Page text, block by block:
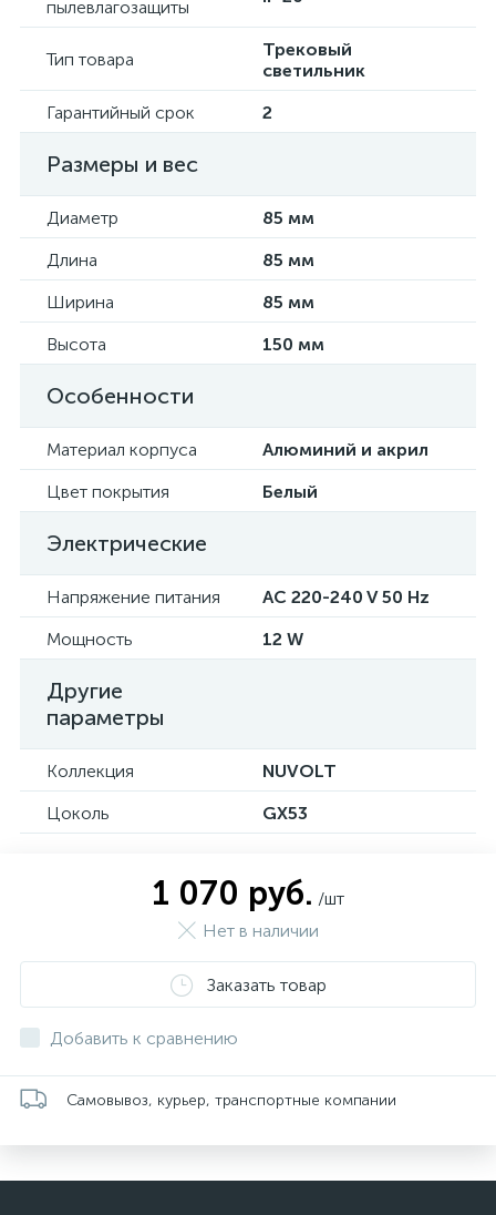
пылевлагозащиты
Тип товара
Трековый
светильник
Гарантийный срок
2
Размеры и вес
Диаметр
85 мм
Длина
85 мм
Ширина
85 мм
Высота
150 мм
Особенности
Материал корпуса
Алюминий и акрил
Цвет покрытия
Белый
Электрические
Напряжение питания
AC 220-240 V 50 Hz
Мощность
12 W
Другие
параметры
Коллекция
NUVOLT
Цоколь
GX53
1 070 руб. /шт
Нет в наличии
Заказать товар
Добавить к сравнению
Самовывоз, курьер, транспортные компании